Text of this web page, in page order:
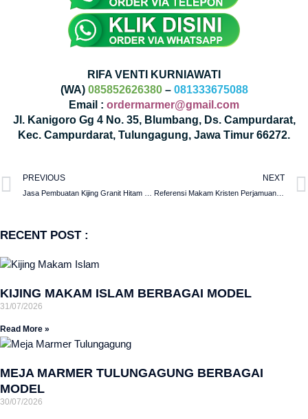
RIFA VENTI KURNIAWATI
(WA) 085852626380– 081333675088
Email : ordermarmer@gmail.com
Jl. Kanigoro Gg 4 No. 35, Blumbang, Ds. Campurdarat,
Kec. Campurdarat, Tulungagung, Jawa Timur 66272.
PREVIOUS NEXT
Referensi Makam Kristen Perjamuan Chinese Dengan Design Mewah
RECENT POST :
KIJING MAKAM ISLAM BERBAGAI MODEL
31/07/2026
Read More »
MEJA MARMER TULUNGAGUNG BERBAGAI
MODEL
30/07/2026